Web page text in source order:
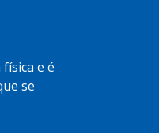
e é
se